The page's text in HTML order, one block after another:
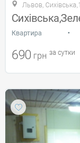
Львов,
Квартира •
690 грн за сутки